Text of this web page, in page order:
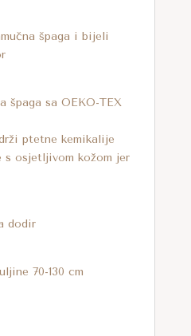
špaga i bijeli
špaga sa OEKO-TEX
ptetne kemikalije
s osjetljivom kožom jer
dodir
70-130 cm